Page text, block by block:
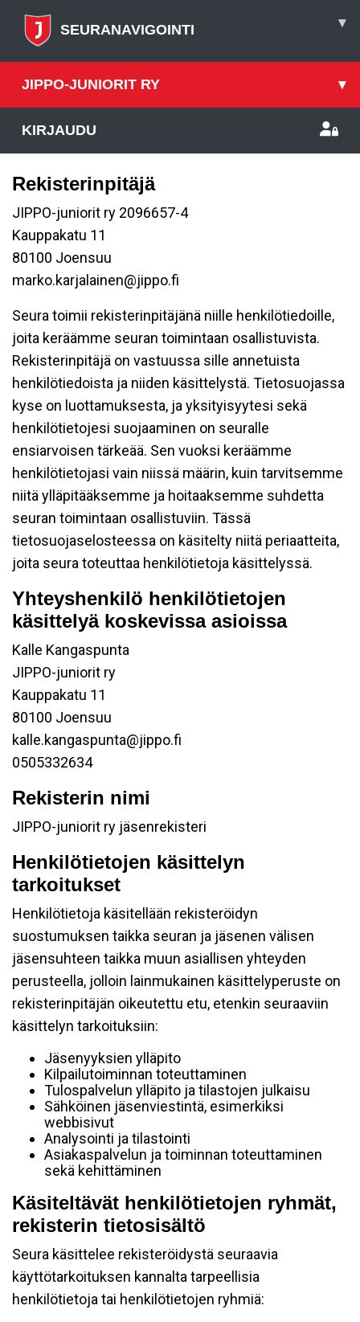
SEURANAVIGOINTI ▾
JIPPO-JUNIORIT RY ▾
KIRJAUDU
Rekisterinpitäjä
JIPPO-juniorit ry 2096657-4
Kauppakatu 11
80100 Joensuu
marko.karjalainen@jippo.fi
Seura toimii rekisterinpitäjänä niille henkilötiedoille,
joita keräämme seuran toimintaan osallistuvista.
Rekisterinpitäjä on vastuussa sille annetuista
henkilötiedoista ja niiden käsittelystä. Tietosuojassa
kyse on luottamuksesta, ja yksityisyytesi sekä
henkilötietojesi suojaaminen on seuralle
ensiarvoisen tärkeää. Sen vuoksi keräämme
henkilötietojasi vain niissä määrin, kuin tarvitsemme
niitä ylläpitääksemme ja hoitaaksemme suhdetta
seuran toimintaan osallistuviin. Tässä
tietosuojaselosteessa on käsitelty niitä periaatteita,
joita seura toteuttaa henkilötietoja käsittelyssä.
Yhteyshenkilö henkilötietojen
käsittelyä koskevissa asioissa
Kalle Kangaspunta
JIPPO-juniorit ry
Kauppakatu 11
80100 Joensuu
kalle.kangaspunta@jippo.fi
0505332634
Rekisterin nimi
JIPPO-juniorit ry jäsenrekisteri
Henkilötietojen käsittelyn
tarkoitukset
Henkilötietoja käsitellään rekisteröidyn
suostumuksen taikka seuran ja jäsenen välisen
jäsensuhteen taikka muun asiallisen yhteyden
perusteella, jolloin lainmukainen käsittelyperuste on
rekisterinpitäjän oikeutettu etu, etenkin seuraaviin
käsittelyn tarkoituksiin:
Jäsenyyksien ylläpito
Kilpailutoiminnan toteuttaminen
Tulospalvelun ylläpito ja tilastojen julkaisu
Sähköinen jäsenviestintä, esimerkiksi
webbisivut
Analysointi ja tilastointi
Asiakaspalvelun ja toiminnan toteuttaminen
sekä kehittäminen
Käsiteltävät henkilötietojen ryhmät,
rekisterin tietosisältö
Seura käsittelee rekisteröidystä seuraavia
käyttötarkoituksen kannalta tarpeellisia
henkilötietoja tai henkilötietojen ryhmiä: